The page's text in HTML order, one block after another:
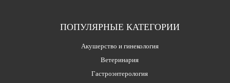
ПОПУЛЯРНЫЕ КАТЕГОРИИ
Акушерство и гинекология
Ветеринария
Гастроэнтерология